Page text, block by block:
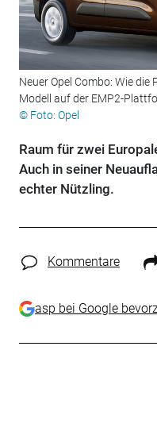
Neuer Opel Combo: Wie
Modell auf der EMP2-
© Foto: Opel
Raum für zwei
Auch in seiner
echter Nützling.
Kommentare
asp bei Google